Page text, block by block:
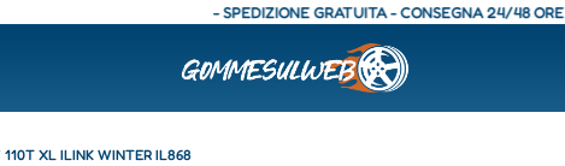
- SPEDIZIONE GRATUITA - CONSEGNA 24/48 ORE -
XL ILINK WINTER IL868